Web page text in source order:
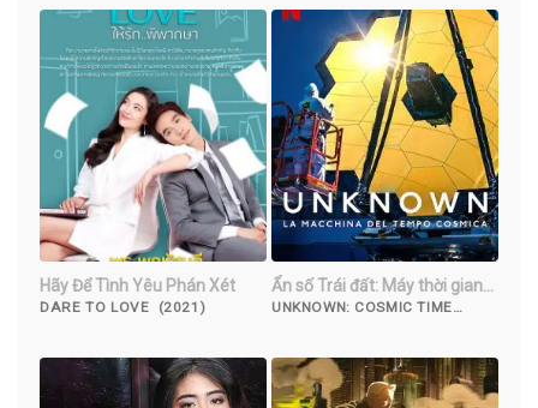
Hãy Để Tình Yêu Phán Xét
DARE TO LOVE (2021)
Ẩn số Trái đất: Máy thời gian
vũ trụ
UNKNOWN: COSMIC TIME